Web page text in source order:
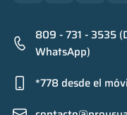
809 - 731 - 3535
WhatsApp)
*778 desde el